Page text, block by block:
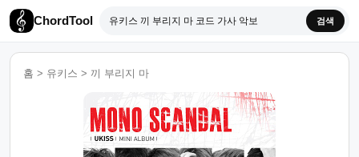
ChordTool 검색
홈 > 유키스 > 끼 부리지 마